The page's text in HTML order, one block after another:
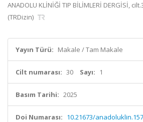
ANADOLU KLİNİĞİ TIP BİLİMLERİ DERGİSİ,
(TRDizin)
Yayın Türü: Makale / Tam Makale
Cilt numarası: 30 Sayı: 1
Basım Tarihi: 2025
Doi Numarası: 10.21673/